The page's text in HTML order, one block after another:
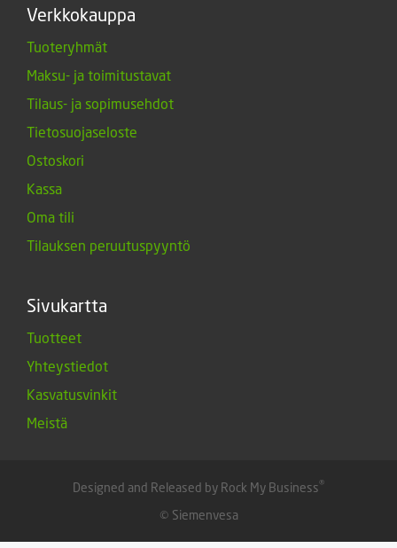
Verkkokauppa
Tuoteryhmät
Maksu- ja toimitustavat
Tilaus- ja sopimusehdot
Tietosuojaseloste
Ostoskori
Kassa
Oma tili
Tilauksen peruutuspyyntö
Sivukartta
Tuotteet
Yhteystiedot
Kasvatusvinkit
Meistä
Designed and Released by Rock My Business®
© Siemenvesa